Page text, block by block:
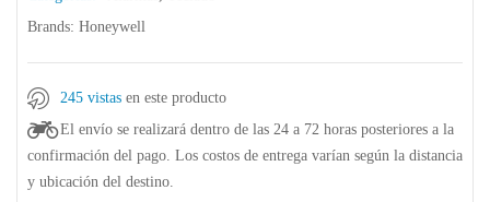
Brands: Honeywell
245 vistas en este producto
El envío se realizará dentro de las 24 a 72 horas posteriores a la
confirmación del pago. Los costos de entrega varían según la distancia
y ubicación del destino.